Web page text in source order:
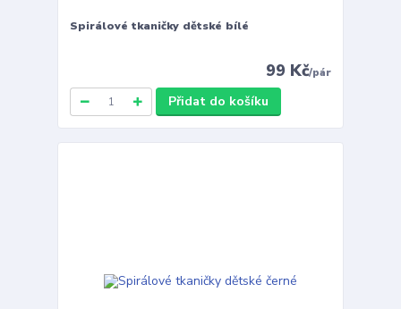
Spirálové tkaničky dětské bílé
99 Kč/pár
Přidat do košíku